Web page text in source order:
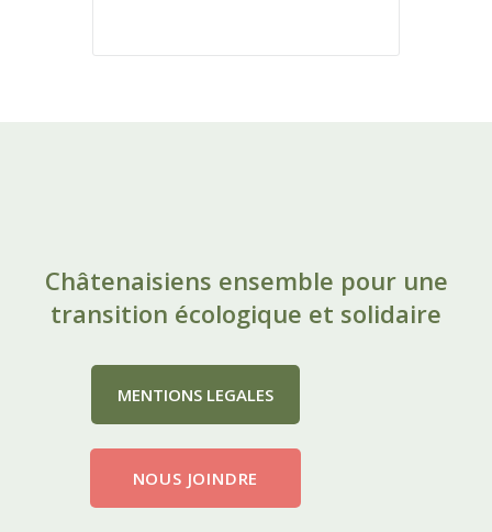
Châtenaisiens ensemble pour une
transition écologique et solidaire
NOUS JOINDRE
MENTIONS LEGALES